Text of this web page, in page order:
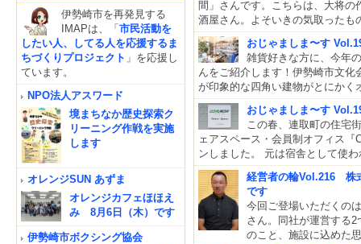
間」さんです。こちらは、大将
酒屋さん。よそいきの気取ったも
おじゃましま〜す
雑貨好きな方に、今年
んをご紹介します！伊勢崎市文
が印象的な四角い建物がとにか
おじゃましま〜す
この春、連取町の住宅
ェアスペース・会員制オフィス
ンしました。 元は宿舎として使
経営者の輪Vol.216 株
です
今回ご登場いただくの
さん。同社が運営する
のこと、施設に込めた
伊勢崎市を再発見する
IMAPは、「市民活動を
したい人、してる人を応援するま
ちづくりプロジェクト 」を応援し
ています。
NPO法人アスワード
境まちなか歴史探索ク
リーニング作戦を実施
します
オレンジSUN あずま
オレンジカフェほほえ
み 8月6日（木）です
伊勢崎市ボクシング協会